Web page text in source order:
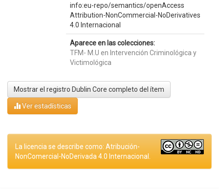
info:eu-repo/semantics/openAccess
Attribution-NonCommercial-NoDerivatives
4.0 Internacional
Aparece en las colecciones:
TFM- M.U en Intervención Criminológica y
Victimológica
Mostrar el registro Dublin Core completo del ítem
Ver estadísticas
La licencia se describe como: Atribución-
NonComercial-NoDerivada 4.0 Internacional.